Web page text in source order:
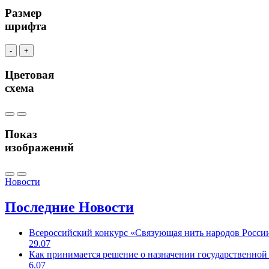
Размер
шрифта
- +
Цветовая
схема
Показ
изображений
Новости
Последние Новости
Всероссийский конкурс «Связующая нить народов
29.07
Как принимается решение о назначении
6.07